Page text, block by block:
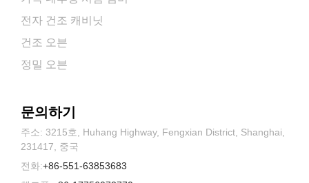
전자 건조 캐비닛
건조 오븐
정밀 오븐
문의하기
주소: 3215호, Huhang Highway, Fengxian District, Shanghai,
231417, 중국
전화:+86-551-63853683